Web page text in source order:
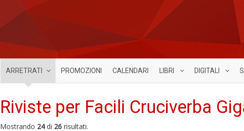
ARRETRATI PROMOZIONI CALENDARI LIBRI DIGITALI
Riviste per Facili Cruciverba
Mostrando 24di 26risultati.